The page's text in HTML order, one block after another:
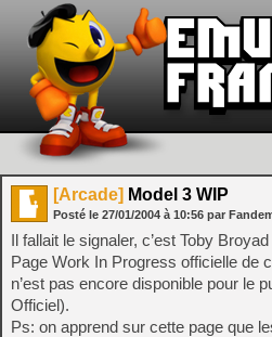
[Arcade] Model 3 WIP
Posté le 27/01/2004 à 10:56 par
Il fallait le signaler, c’est Toby
Page Work In Progress officielle de
n’est pas encore disponible pour le
Officiel).
Ps: on apprend sur cette page que